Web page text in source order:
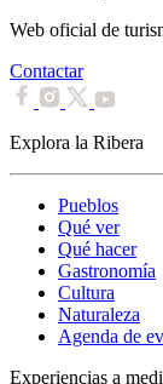
Web oficial de
Contactar
Explora la Ribera
Pueblos
Qué ver
Qué hacer
Gastronomía
Cultura
Naturaleza
Agenda de
Experiencias a